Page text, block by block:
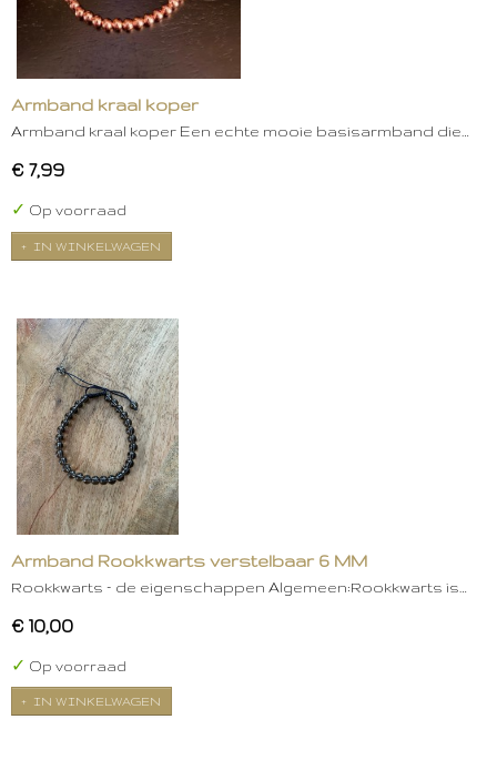
Armband kraal koper
Armband kraal koper Een echte mooie basisarmband die…
€ 7,99
✓ Op voorraad
IN WINKELWAGEN
Armband Rookkwarts verstelbaar 6 MM
Rookkwarts – de eigenschappen Algemeen:Rookkwarts is…
€ 10,00
✓ Op voorraad
IN WINKELWAGEN